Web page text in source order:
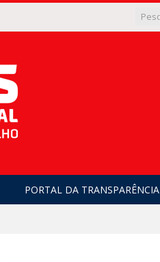
PORTAL DA TRANSPARÊNCIA